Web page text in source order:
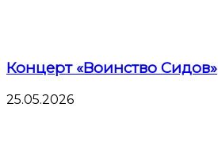
Концерт «Воинство Сидов»
25.05.2026